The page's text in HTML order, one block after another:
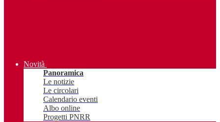
Novità
Panoramica
Le notizie
Le circolari
Calendario eventi
Albo online
Progetti PNRR